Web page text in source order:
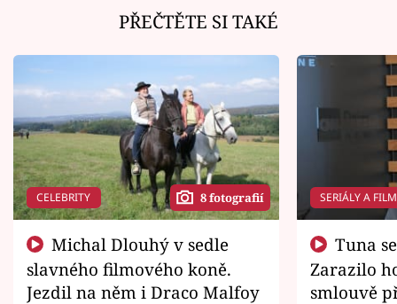
PŘEČTĚTE SI TAKÉ
CELEBRITY 8 fotografií
slavného filmového koně.
Jezdil na něm i Draco Malfoy
SERIÁLY A
Zarazilo
smlouvě